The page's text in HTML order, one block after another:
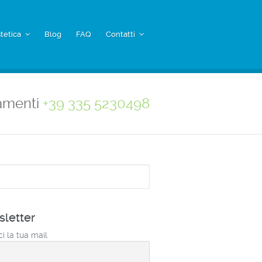
Blog FAQ Contatti
+39 335 5230498
la tua mail